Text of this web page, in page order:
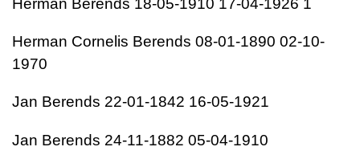
Herman Cornelis Berends 08-01-1890 02-10-
1970
Jan Berends 22-01-1842 16-05-1921
Jan Berends 24-11-1882 05-04-1910